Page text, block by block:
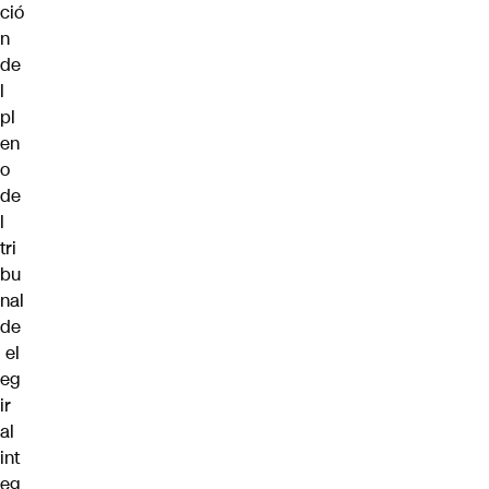
ció
n
de
l
pl
en
o
de
l
tri
bu
nal
de
el
eg
ir
al
int
eg